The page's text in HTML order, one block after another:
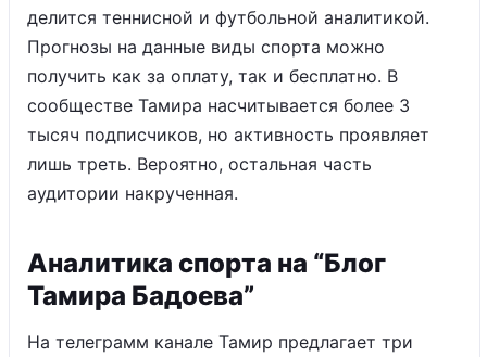
делится теннисной и футбольной аналитикой.
Прогнозы на данные виды спорта можно
получить как за оплату, так и бесплатно. В
сообществе Тамира насчитывается более 3
тысяч подписчиков, но активность проявляет
лишь треть. Вероятно, остальная часть
аудитории накрученная.
Аналитика спорта на “Блог
Тамира Бадоева”
На телеграмм канале Тамир предлагает три